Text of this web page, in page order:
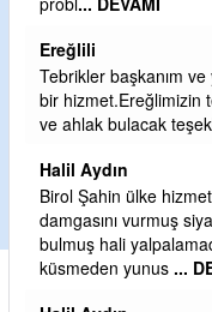
yönetim kurulu, güzel
sayenizde huzur
çeyrek asır
geleneğin vücut
saf değiştirmeden